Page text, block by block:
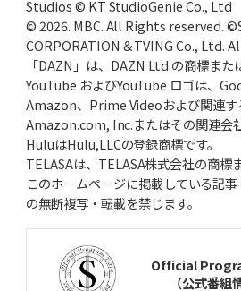
Studios © KT StudioGenie Co., Ltd
© 2026. MBC. All Rights reserved.
CORPORATION & TVING Co., Ltd.
「DAZN」は、DAZN Ltd.の商標また
YouTube およびYouTube ロゴは、
Amazon、Prime Videoおよび関連す
Amazon.com, Inc.またはその関連会
HuluはHulu,LLCの登録商標です。
TELASAは、TELASA株式会社の商標
このホームページに掲載している記
の無断複写・転載を禁じます。
Official
（公式番組